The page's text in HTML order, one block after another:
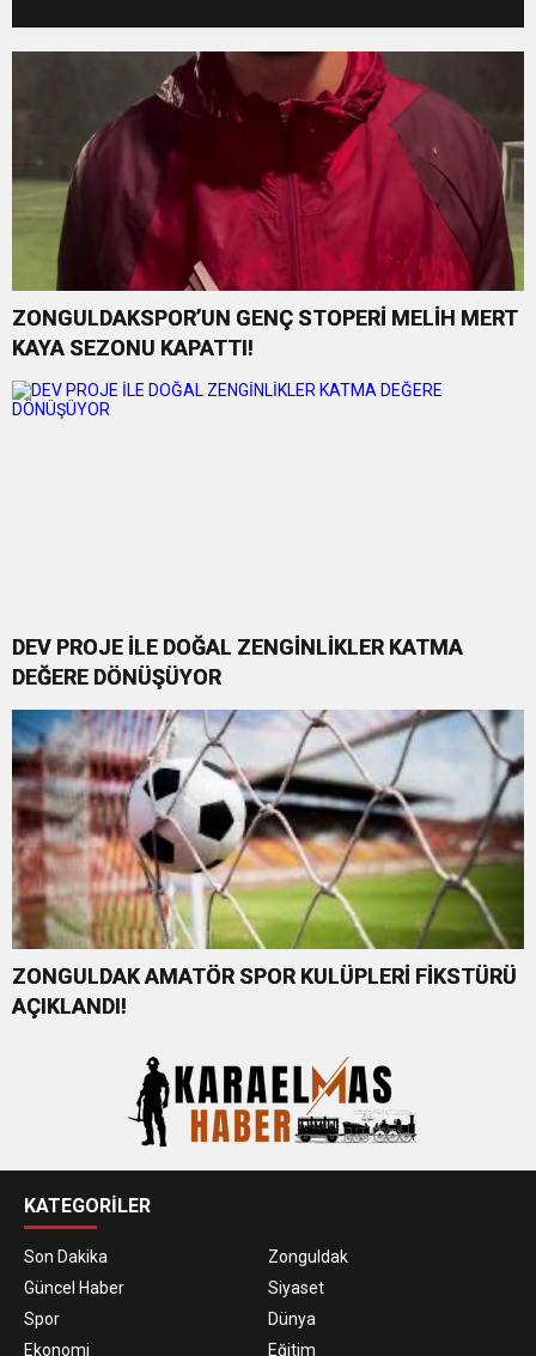
ZONGULDAKSPOR’UN GENÇ STOPERİ MELİH MERT
KAYA SEZONU KAPATTI!
DEV PROJE İLE DOĞAL ZENGİNLİKLER KATMA
DEĞERE DÖNÜŞÜYOR
ZONGULDAK AMATÖR SPOR KULÜPLERİ FİKSTÜRÜ
AÇIKLANDI!
KATEGORİLER
Son Dakika
Zonguldak
Güncel Haber
Siyaset
Spor
Dünya
Ekonomi
Eğitim